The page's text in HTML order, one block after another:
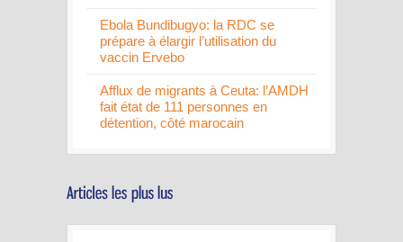
Ebola Bundibugyo: la RDC se
prépare à élargir l’utilisation du
vaccin Ervebo
Afflux de migrants à Ceuta: l’AMDH
fait état de 111 personnes en
détention, côté marocain